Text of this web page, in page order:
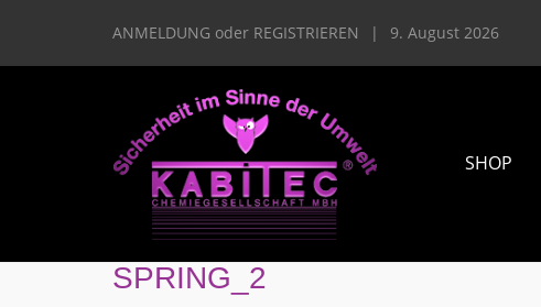
ANMELDUNG oder REGISTRIEREN | 9. August 2026
SHOP
SPRING_2